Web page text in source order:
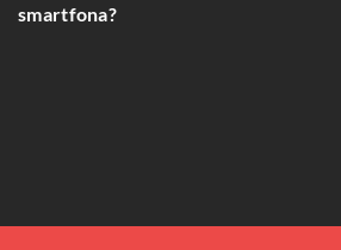
smartfona?